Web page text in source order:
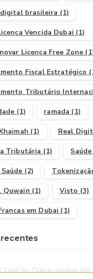
brasileira (1)
Vencida Dubai (1)
Licença Free Zone
Fiscal Estratégico
Tributário
(1) ramada (1)
(1) Real
Tributária (1) Saúde
(2)
Quwain (1) Visto (3)
em Dubai (1)
Visa de Dubai